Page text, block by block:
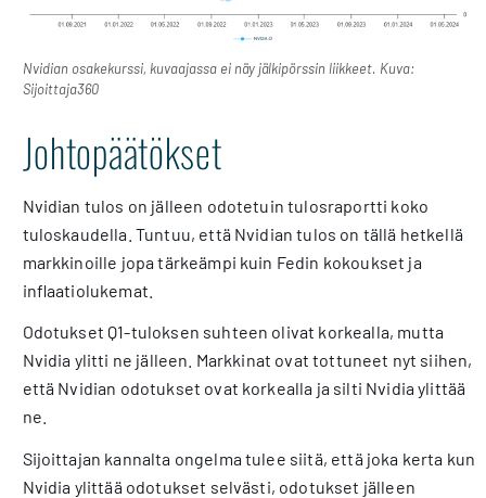
Nvidian osakekurssi, kuvaajassa ei näy jälkipörssin liikkeet. Kuva:
Sijoittaja360
Johtopäätökset
Nvidian tulos on jälleen odotetuin tulosraportti koko
tuloskaudella. Tuntuu, että Nvidian tulos on tällä hetkellä
markkinoille jopa tärkeämpi kuin Fedin kokoukset ja
inflaatiolukemat.
Odotukset Q1-tuloksen suhteen olivat korkealla, mutta
Nvidia ylitti ne jälleen. Markkinat ovat tottuneet nyt siihen,
että Nvidian odotukset ovat korkealla ja silti Nvidia ylittää
ne.
Sijoittajan kannalta ongelma tulee siitä, että joka kerta kun
Nvidia ylittää odotukset selvästi, odotukset jälleen